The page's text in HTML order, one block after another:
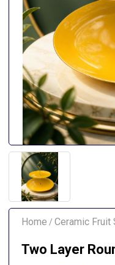
Home / Ceramic Fruit
Two Layer